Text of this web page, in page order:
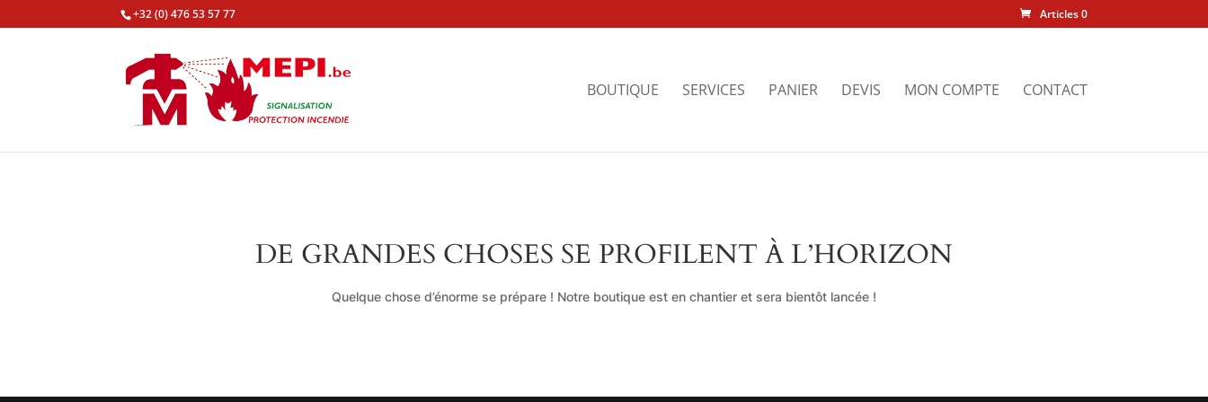
+32 (0) 476 53 57 77 Articles 0
BOUTIQUE SERVICES PANIER DEVIS MON COMPTE CONTACT
DE GRANDES CHOSES SE PROFILENT À L’HORIZON
Quelque chose d’énorme se prépare ! Notre boutique est en chantier et sera bientôt lancée !